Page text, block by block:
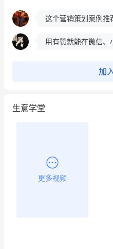
这个营销策划案例推
用有赞就能在微信、
加
生意学堂
更多视频